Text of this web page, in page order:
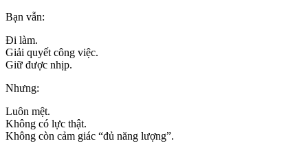
Bạn vẫn:
Đi làm.
Giải quyết công việc.
Giữ được nhịp.
Nhưng:
Luôn mệt.
Không có lực thật.
Không còn cảm giác “đủ năng lượng”.